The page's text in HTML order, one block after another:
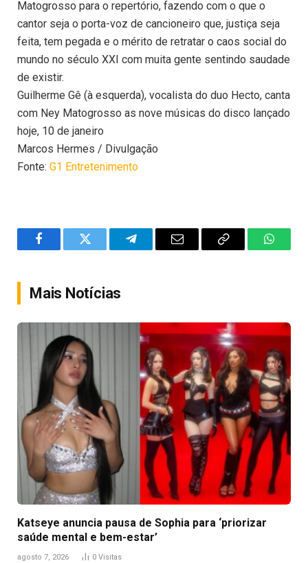
Matogrosso para o repertório, fazendo com o que o
cantor seja o porta-voz de cancioneiro que, justiça seja
feita, tem pegada e o mérito de retratar o caos social do
mundo no século XXI com muita gente sentindo saudade
de existir.
Guilherme Gê (à esquerda), vocalista do duo Hecto, canta
com Ney Matogrosso as nove músicas do disco lançado
hoje, 10 de janeiro
Marcos Hermes / Divulgação
Fonte: G1 Entretenimento
FacebookTwitter TelegramEmail
Copy
Mais Notícias
Katseye anuncia pausa de Sophia para ‘priorizar
saúde mental e bem-estar’
agosto 7, 2026 0 Visitas